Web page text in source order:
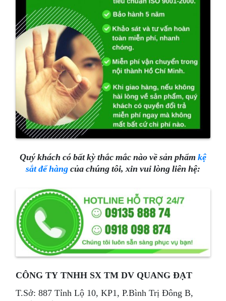
Quý khách có bất kỳ thắc mắc nào về sản phẩm kệ
sắt để hàng của chúng tôi, xin vui lòng liên hệ:
CÔNG TY TNHH SX TM DV QUANG ĐẠT
T.Sở: 887 Tỉnh Lộ 10, KP1, P.Bình Trị Đông B,